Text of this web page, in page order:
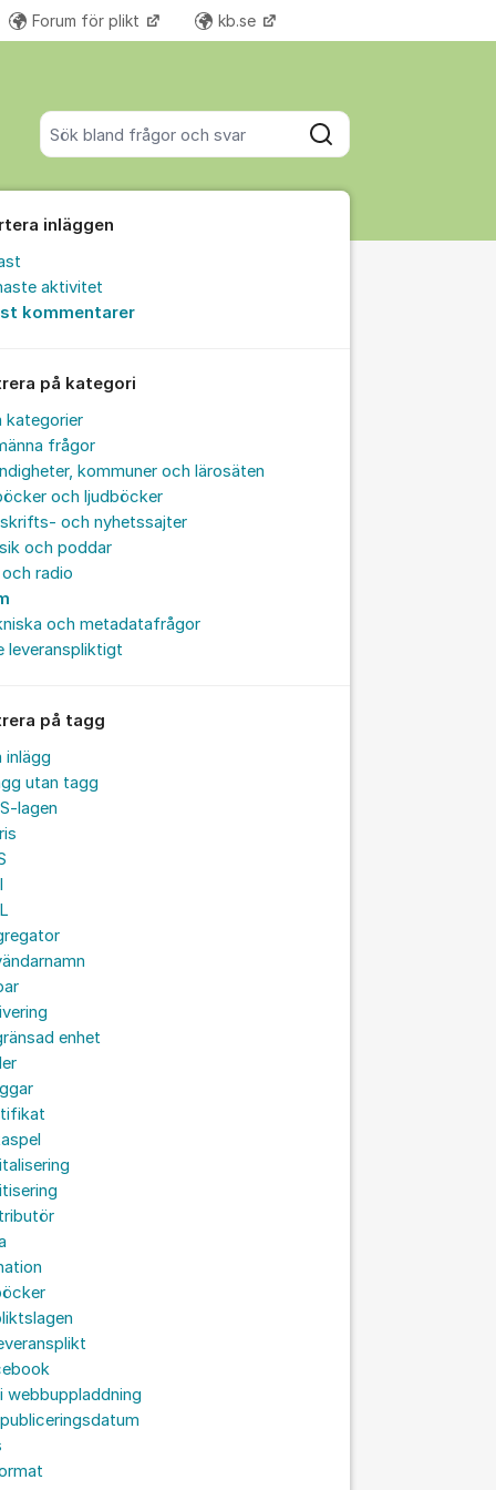
Sök bland alla inlägg
Sök
Forum för plikt kb.se Fler supportlänkar
inläggen
aktivitet
kommentarer
på kategori
kategorier
frågor
kommuner och lärosäten
och ljudböcker
och nyhetssajter
och poddar
radio
och metadatafrågor
leveranspliktigt
på tagg
inlägg
utan tagg
lagen
enhet
webbuppladdning